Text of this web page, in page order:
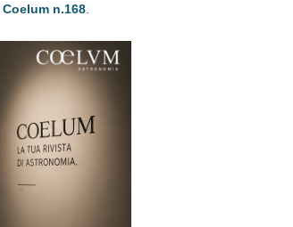
Coelum n.168.